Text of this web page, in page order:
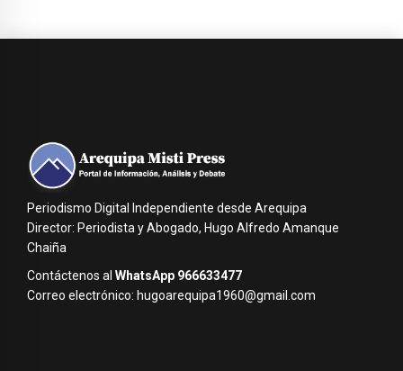
Periodismo Digital Independiente desde Arequipa
Director: Periodista y Abogado, Hugo Alfredo Amanque
Chaiña
Contáctenos al WhatsApp 966633477
Correo electrónico: hugoarequipa1960@gmail.com